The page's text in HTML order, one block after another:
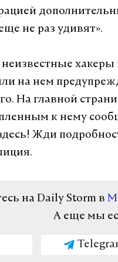
не раз удивят».
хакеры
на нем
На главной
к нему
Жди
на Daily Storm в
А еще мы